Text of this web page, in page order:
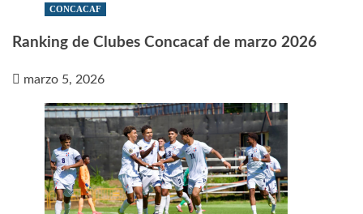
CONCACAF
Ranking de Clubes Concacaf de marzo 2026
marzo 5, 2026